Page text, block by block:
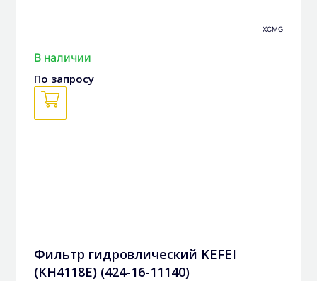
XCMG
В наличии
По запросу
Фильтр гидровлический KEFEI
(KH4118E) (424-16-11140)